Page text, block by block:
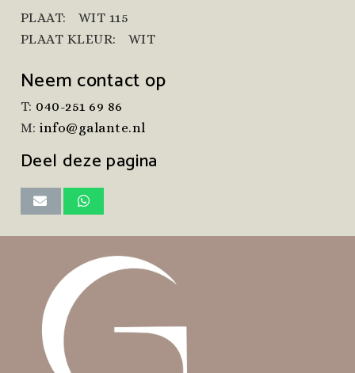
PLAAT:
WIT 115
PLAAT KLEUR:
WIT
Neem contact op
T: 040-251 69 86
M:info@galante.nl
Deel deze pagina